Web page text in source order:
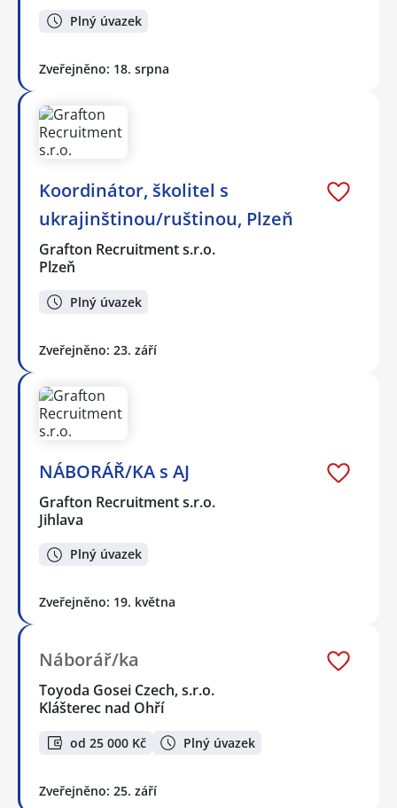
Plný úvazek
Zveřejněno: 18. srpna
Koordinátor, školitel s
ukrajinštinou/ruštinou, Plzeň
Grafton Recruitment s.r.o.
Plzeň
Plný úvazek
Zveřejněno: 23. září
NÁBORÁŘ/KA s AJ
Grafton Recruitment s.r.o.
Jihlava
Plný úvazek
Zveřejněno: 19. května
Náborář/ka
Toyoda Gosei Czech, s.r.o.
Klášterec nad Ohří
od 25 000 Kč Plný úvazek
Zveřejněno: 25. září